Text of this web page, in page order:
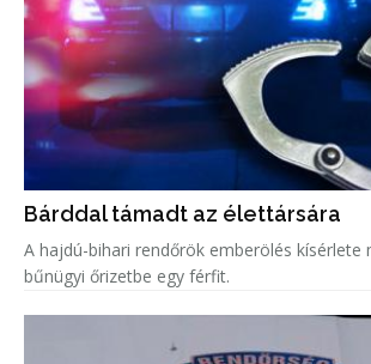
Bárddal támadt az élettársára
A hajdú-bihari rendőrök emberölés kísérlete
bűnügyi őrizetbe egy férfit.